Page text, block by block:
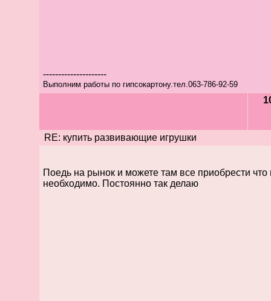
---------------------
Выполним работы по гипсокартону.тел.063-786-92-59
RE: купить развивающие игрушки
Поедь на рынок и можете там все приобрести что
необходимо. Постоянно так делаю